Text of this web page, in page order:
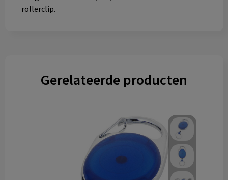
rollerclip.
Gerelateerde producten